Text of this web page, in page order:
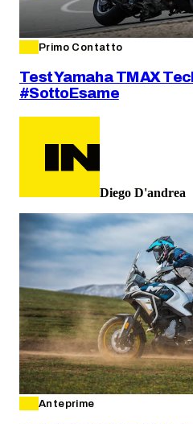
Primo Contatto
Test Yamaha TMAX
#SottoEsame
Diego D'andrea
Anteprime